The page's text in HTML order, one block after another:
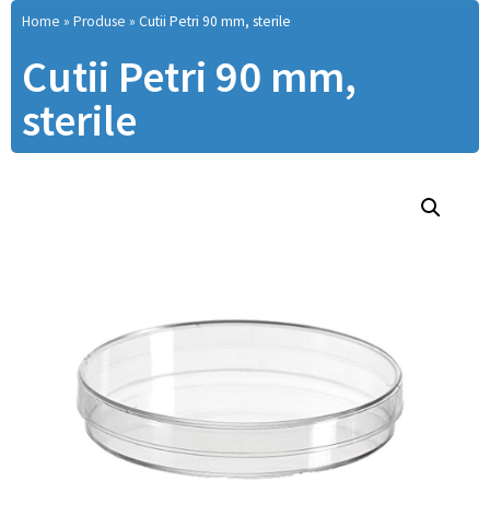
Home » Produse » Cutii Petri 90 mm, sterile
Cutii Petri 90 mm,
sterile